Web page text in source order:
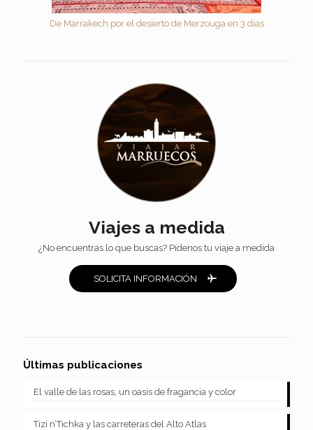
De Marrakech por el desierto de Merzouga en 3 días
Viajes a medida
¿No encuentras lo que buscas? Pídenos tu viaje a medida
SOLICITA INFORMACIÓN
Últimas publicaciones
El valle de las rosas, un oasis de fragancia y color
Tizi n’Tichka y las carreteras del Alto Atlas